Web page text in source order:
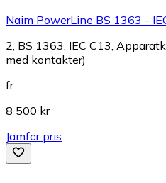
Naim PowerLine BS 1363 -
2, BS 1363, IEC C13,
med kontakter)
fr.
8 500 kr
Jämför pris